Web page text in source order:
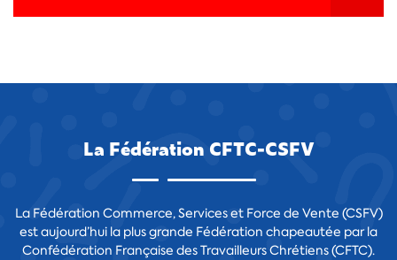
La Fédération CFTC-CSFV
La Fédération Commerce, Services et Force de Vente (CSFV)
est aujourd’hui la plus grande Fédération chapeautée par la
Confédération Française des Travailleurs Chrétiens (CFTC).